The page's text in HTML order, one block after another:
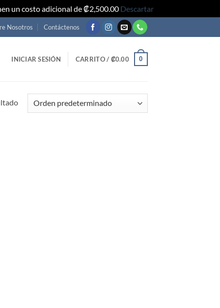
un costo adicional de ₡2,500.00 Descartar
Nosotros Contáctenos
INICIAR SESIÓN CARRITO / ₡0.00 0